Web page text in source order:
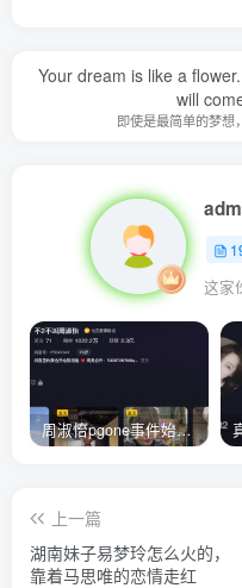
Your dream is like a
will
即使是最简单的梦想
这家
周淑怡pgone事件始末，周淑怡现状
上一篇
湖南妹子易梦玲怎么火的，
靠着马思唯的恋情走红